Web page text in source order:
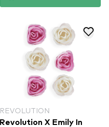
REVOLUTION
Revolution X Emily In